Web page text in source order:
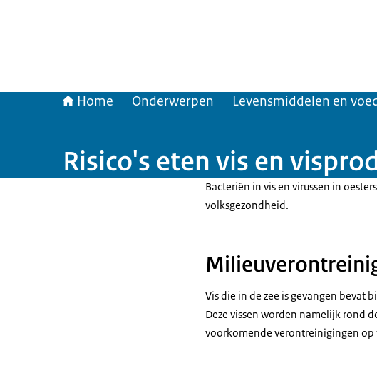
Home Onderwerpen Levensmiddelen en
Risico's eten vis en
Bacteriën in vis en virussen in
volksgezondheid.
Vis die in de zee is gevangen
Deze vissen worden namelijk rond
voorkomende verontreinigingen op